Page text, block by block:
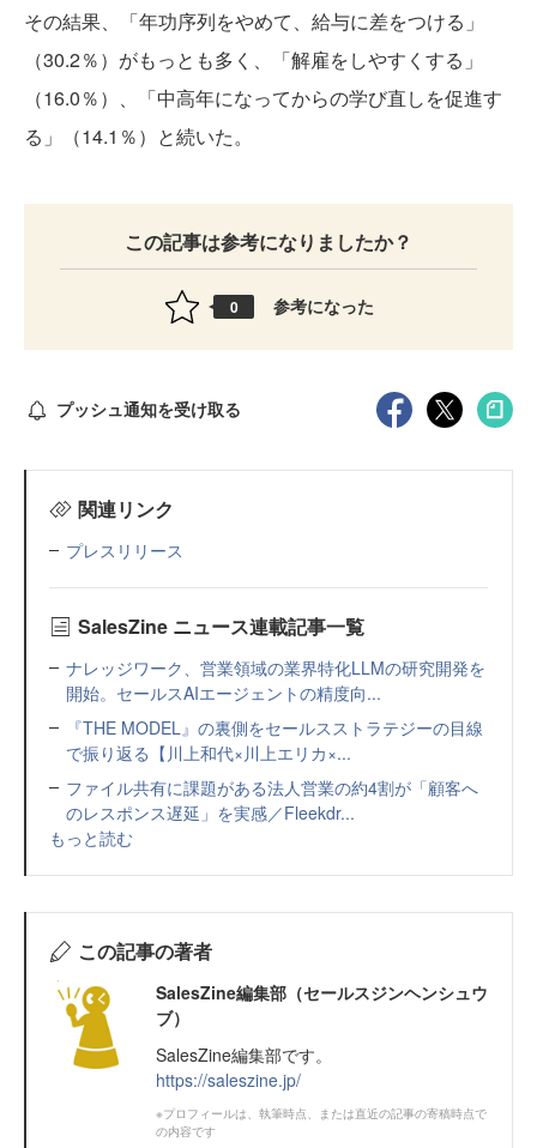
その結果、「年功序列をやめて、給与に差をつける」
（30.2％）がもっとも多く、「解雇をしやすくする」
（16.0％）、「中高年になってからの学び直しを促進す
る」（14.1％）と続いた。
この記事は参考になりましたか？
0 参考になった
プッシュ通知を受け取る
関連リンク
プレスリリース
SalesZine ニュース連載記事一覧
ナレッジワーク、営業領域の業界特化LLMの研究開発を
開始。セールスAIエージェントの精度向...
『THE MODEL』の裏側をセールスストラテジーの目線
で振り返る【川上和代×川上エリカ×...
ファイル共有に課題がある法人営業の約4割が「顧客へ
のレスポンス遅延」を実感／Fleekdr...
もっと読む
この記事の著者
SalesZine編集部（セールスジンヘンシュウ
ブ）
SalesZine編集部です。
https://saleszine.jp/
※プロフィールは、執筆時点、または直近の記事の寄稿時点で
の内容です